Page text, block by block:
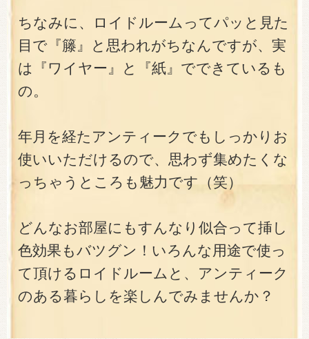
ちなみに、ロイドルームってパッと見た
目で『籐』と思われがちなんですが、実
は『ワイヤー』と『紙』でできているも
の。
年月を経たアンティークでもしっかりお
使いいただけるので、思わず集めたくな
っちゃうところも魅力です（笑）
どんなお部屋にもすんなり似合って挿し
色効果もバツグン！いろんな用途で使っ
て頂けるロイドルームと、アンティーク
のある暮らしを楽しんでみませんか？